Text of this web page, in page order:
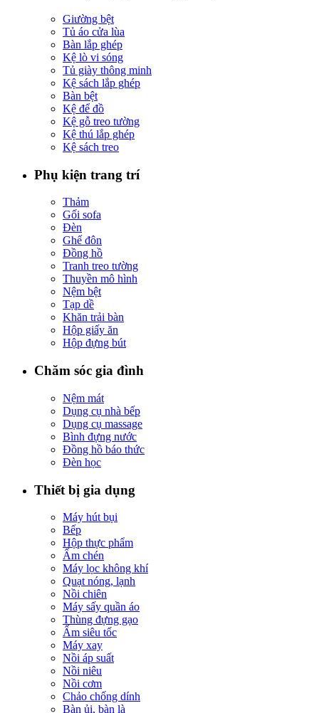
Giường bệt
Tủ áo cửa lùa
Bàn lắp ghép
Kệ lò vi sóng
Tủ giày thông minh
Kệ sách lắp ghép
Bàn bệt
Kệ để đồ
Kệ gỗ treo tường
Kệ thú lắp ghép
Kệ sách treo
Phụ kiện trang trí
Thảm
Gối sofa
Đèn
Ghế đôn
Đồng hồ
Tranh treo tường
Thuyền mô hình
Nệm bệt
Tạp dề
Khăn trải bàn
Hộp giấy ăn
Hộp đựng bút
Chăm sóc gia đình
Nệm mát
Dụng cụ nhà bếp
Dụng cụ massage
Bình đựng nước
Đồng hồ báo thức
Đèn học
Thiết bị gia dụng
Máy hút bụi
Bếp
Hộp thực phẩm
Ấm chén
Máy lọc không khí
Quạt nóng, lạnh
Nồi chiên
Máy sấy quần áo
Thùng đựng gạo
Ấm siêu tốc
Máy xay
Nồi áp suất
Nồi niêu
Nồi cơm
Chảo chống dính
Bàn ủi, bàn là